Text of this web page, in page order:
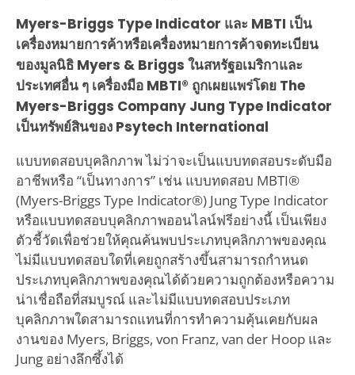
Myers-Briggs Type Indicator และ MBTI เป็น
เครื่องหมายการค้าหรือเครื่องหมายการค้าจดทะเบียน
ของมูลนิธิ Myers & Briggs ในสหรัฐอเมริกาและ
ประเทศอื่น ๆ เครื่องมือ MBTI® ถูกเผยแพร่โดย The
Myers-Briggs Company Jung Type Indicator
เป็นทรัพย์สินของ Psytech International
แบบทดสอบบุคลิกภาพ ไม่ว่าจะเป็นแบบทดสอบระดับมือ
อาชีพหรือ “เป็นทางการ” เช่น แบบทดสอบ MBTI®
(Myers-Briggs Type Indicator®) Jung Type Indicator
หรือแบบทดสอบบุคลิกภาพออนไลน์ฟรีอย่างนี้ เป็นเพียง
ตัวชี้วัดเพื่อช่วยให้คุณค้นพบประเภทบุคลิกภาพของคุณ
ไม่มีแบบทดสอบใดที่เคยถูกสร้างขึ้นสามารถกำหนด
ประเภทบุคลิกภาพของคุณได้ด้วยความถูกต้องหรือความ
น่าเชื่อถือที่สมบูรณ์ และไม่มีแบบทดสอบประเภท
บุคลิกภาพใดสามารถแทนที่การทำความคุ้นเคยกับผล
งานของ Myers, Briggs, von Franz, van der Hoop และ
Jung อย่างลึกซึ้งได้